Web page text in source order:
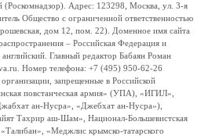
(Роскомнадзор). Адрес: 123298, Москва, ул. 3-я
Общество с ограниченной ответственностью
дом 12, пом. 22). Доменное имя сайта
– Российская Федерация и
Главный редактор Бабаян Роман
Номер телефона: +7 (495) 950-62-26
запрещенные в Российской
повстанческая армия» (УПА), «ИГИЛ»,
ан-Нусра», «Джебхат ан-Нусра»),
Тахрир аш-Шам», Национал-Большевистская
«Меджлис крымско-татарского